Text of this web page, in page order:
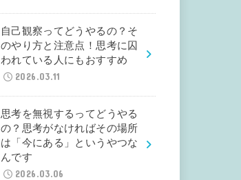
自己観察ってどうやるの？そ
のやり方と注意点！思考に囚
われている人にもおすすめ
2026.03.11
思考を無視するってどうやる
の？思考がなければその場所
は「今にある」というやつな
んです
2026.03.06